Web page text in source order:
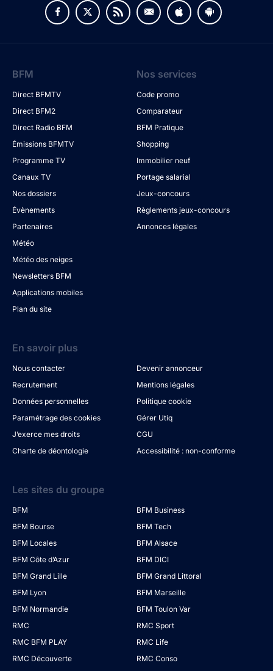
BFM
Direct BFMTV
Direct BFM2
Direct Radio BFM
Émissions BFMTV
Programme TV
Canaux TV
Nos dossiers
Évènements
Partenaires
Météo
Météo des neiges
Newsletters BFM
Applications mobiles
Plan du site
Nos services
Code promo
Comparateur
BFM Pratique
Shopping
Immobilier neuf
Portage salarial
Jeux-concours
Règlements jeux-concours
Annonces légales
En savoir plus
Nous contacter
Devenir annonceur
Recrutement
Mentions légales
Données personnelles
Politique cookie
Paramétrage des cookies
Gérer Utiq
J’exerce mes droits
CGU
Charte de déontologie
Accessibilité : non-conforme
Les sites du groupe
BFM
BFM Business
BFM Bourse
BFM Tech
BFM Locales
BFM Alsace
BFM Côte d’Azur
BFM DICI
BFM Grand Lille
BFM Grand Littoral
BFM Lyon
BFM Marseille
BFM Normandie
BFM Toulon Var
RMC
RMC Sport
RMC BFM PLAY
RMC Life
RMC Découverte
RMC Conso